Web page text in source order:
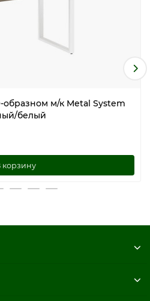
м/к Metal System
белый
корзину